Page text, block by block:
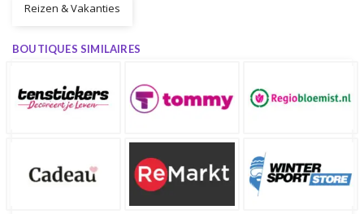
Reizen & Vakanties
BOUTIQUES SIMILAIRES